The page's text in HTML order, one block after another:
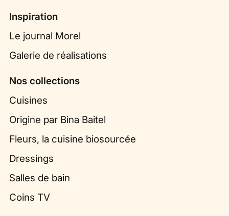
Inspiration
Le journal Morel
Galerie de réalisations
Nos collections
Cuisines
Origine par Bina Baitel
Fleurs, la cuisine biosourcée
Dressings
Salles de bain
Coins TV